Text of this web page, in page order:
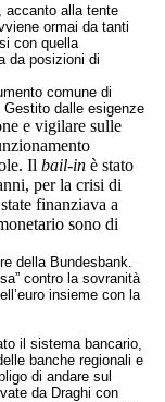
accanto alla tente
ormai da tanti
con quella
da posizioni di
comune di
dalle esigenze
e vigilare sulle
Ilbail-inè stato
per la crisi di
finanziava a
sono di
della Bundesbank.
contro la sovranità
insieme con la
il sistema bancario,
banche regionali e
di andare sul
da Draghi con